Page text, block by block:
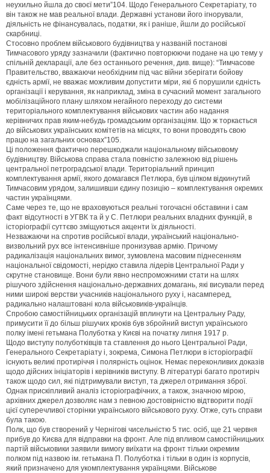
неухильно йшла до своєї мети”104. Щодо Генерального Секретаріату, то
він також не мав реальної влади. Державні установи його ігнорували,
діяльність не фінансувалась, податки, як і раніше, йшли до російської
скарбниці.
Стосовно проблем військового будівництва у названій постанові
Тимчасового уряду зазначили (фактично повторюючи подане на цю тему у
спільній декларації, але без останнього речення, див. вище): “Тимчасове
Правительство, вважаючи необхідним під час війни зберігати бойову
єдність армії, не вважає можливим допустити міри, які б порушили єдність
організації і керування, як наприклад, зміна в сучасний момент загального
мобілізаційного плану шляхом негайного переходу до системи
територіального комплектування військових частин або надання
керівничих прав яким-небудь громадським організаціям. Що ж торкається
до військових українських комітетів на місцях, то вони проводять свою
працю на загальних основах”105.
Ці положення фактично перешкоджали національному військовому
будівництву. Військова справа стала повністю залежною від рішень
центральної петроградської влади. Територіальний принцип
комплектування армії, якого домагався Петлюра, був цілком відкинутий
Тимчасовим урядом, залишивши єдину позицію – комплектування окремих
частин українцями.
Саме через те, що не враховуються реальні тогочасні обставини і сам
факт відсутності в УГВК та й у С. Петлюри реальних владних функцій, в
історіографії суттєво зміщуються акценти їх діяльності.
Незважаючи на спротив російської влади, український національно-
визвольний рух все інтенсивніше пронизував армію. Причому
радикалізація національних вимог, зумовлена масовим піднесенням
національної свідомості, нерідко ставила лідерів Центральної Ради у
скрутне становище. Вони були явно неспроможними стати на шлях
рішучого здійснення національно-державних домагань, які висували перед
ними широкі верстви учасників національного руху і, насамперед,
радикально налаштовані кола військовиків-українців.
Спробою самостійницьких організацій вплинути на Центральну Раду,
примусити її до більш рішучих кроків був збройний виступ українського
полку імені гетьмана Полуботка у Києві на початку липня 1917 р.
Щодо виступу полуботківців та ставлення до нього Центральної Ради,
Генерального Секретаріату і, зокрема, Симона Петлюри в історіографії
існують великі протиріччя і полярність оцінок. Немає переконливих доказів
щодо дійсних ініціаторів і керівників виступу. В літературі багато протиріч
також щодо сил, які підтримували виступ, та джерел отримання зброї.
Однак прискіпливий аналіз історіографічних, а також, значною мірою,
архівних джерел дозволяє нам з певною достовірністю відтворити події
цієї суперечливої сторінки українського військового руху. Отже, суть справи
була такою.
Полк, що був створений у Чернігові чисельністю 5 тис. осіб, ще 21 червня
прибув до Києва для відправки на фронт. Але під впливом самостійницьких
партій військовики заявили вимогу виїхати на фронт тільки окремим
полком під назвою ім. гетьмана П. Полуботка і тільки в один із корпусів,
який призначено для укомплектування українцями. Військове